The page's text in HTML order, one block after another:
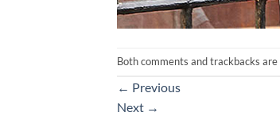
Both comments and trackbacks
← Previous
Next →